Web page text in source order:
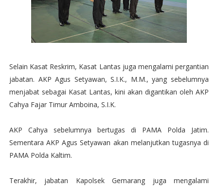
Selain Kasat Reskrim, Kasat Lantas juga mengalami pergantian
jabatan. AKP Agus Setyawan, S.I.K., M.M., yang sebelumnya
menjabat sebagai Kasat Lantas, kini akan digantikan oleh AKP
Cahya Fajar Timur Amboina, S.I.K.
AKP Cahya sebelumnya bertugas di PAMA Polda Jatim.
Sementara AKP Agus Setyawan akan melanjutkan tugasnya di
PAMA Polda Kaltim.
Terakhir, jabatan Kapolsek Gemarang juga mengalami